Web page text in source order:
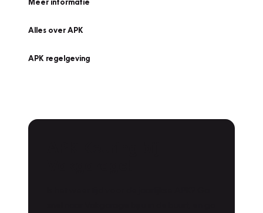
Alles over APK
APK regelgeving